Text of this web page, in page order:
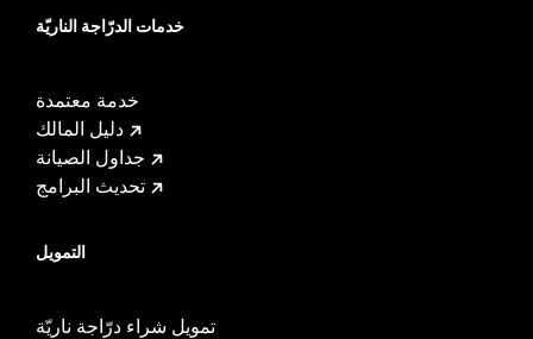
خدمات الدرّاجة الناريّة
خدمة معتمدة
دليل المالك
جداول الصيانة
تحديث البرامج
التمويل
تمويل شراء درّاجة ناريّة